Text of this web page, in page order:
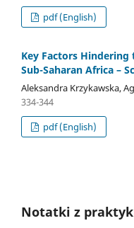
pdf (English)
Key Factors
Sub-Saharan Africa –
Aleksandra Krzykawska,
334-344
pdf (English)
Notatki z